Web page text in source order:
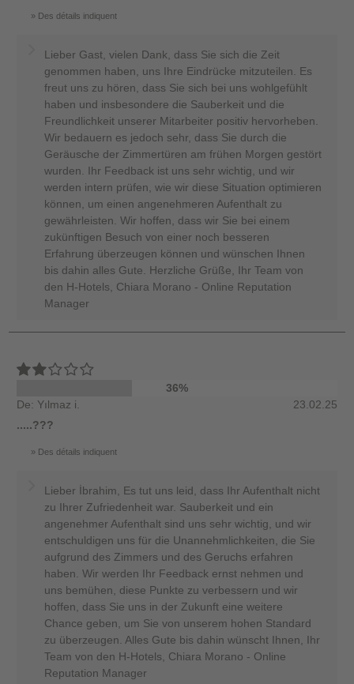
Des détails indiquent
Lieber Gast, vielen Dank, dass Sie sich die Zeit
genommen haben, uns Ihre Eindrücke mitzuteilen. Es
freut uns zu hören, dass Sie sich bei uns wohlgefühlt
haben und insbesondere die Sauberkeit und die
Freundlichkeit unserer Mitarbeiter positiv hervorheben.
Wir bedauern es jedoch sehr, dass Sie durch die
Geräusche der Zimmertüren am frühen Morgen gestört
wurden. Ihr Feedback ist uns sehr wichtig, und wir
werden intern prüfen, wie wir diese Situation optimieren
können, um einen angenehmeren Aufenthalt zu
gewährleisten. Wir hoffen, dass wir Sie bei einem
zukünftigen Besuch von einer noch besseren
Erfahrung überzeugen können und wünschen Ihnen
bis dahin alles Gute. Herzliche Grüße, Ihr Team von
den H-Hotels, Chiara Morano - Online Reputation
Manager
36%
De: Yılmaz i.
23.02.25
.....???
Des détails indiquent
Lieber İbrahim, Es tut uns leid, dass Ihr Aufenthalt nicht
zu Ihrer Zufriedenheit war. Sauberkeit und ein
angenehmer Aufenthalt sind uns sehr wichtig, und wir
entschuldigen uns für die Unannehmlichkeiten, die Sie
aufgrund des Zimmers und des Geruchs erfahren
haben. Wir werden Ihr Feedback ernst nehmen und
uns bemühen, diese Punkte zu verbessern und wir
hoffen, dass Sie uns in der Zukunft eine weitere
Chance geben, um Sie von unserem hohen Standard
zu überzeugen. Alles Gute bis dahin wünscht Ihnen, Ihr
Team von den H-Hotels, Chiara Morano - Online
Reputation Manager